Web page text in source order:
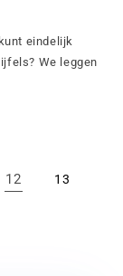
eindelijk
We leggen
12 13